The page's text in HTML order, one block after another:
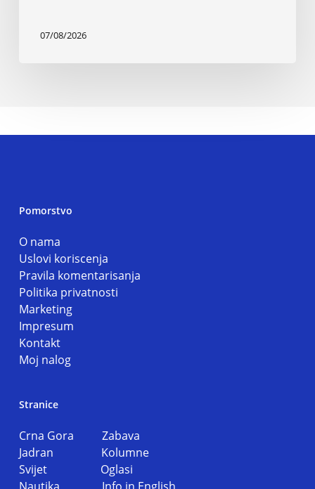
07/08/2026
Pomorstvo
O nama
Uslovi koriscenja
Pravila komentarisanja
Politika privatnosti
Marketing
Impresum
Kontakt
Moj nalog
Stranice
Crna Gora Zabava
Jadran Kolumne
Svijet Oglasi